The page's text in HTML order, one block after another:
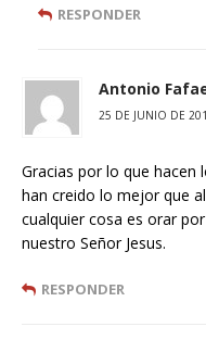
RESPONDER
Antonio
25 DE JUNIO DE
Gracias por lo que hacen
han creido lo mejor que
cualquier cosa es orar
nuestro Señor Jesus.
RESPONDER